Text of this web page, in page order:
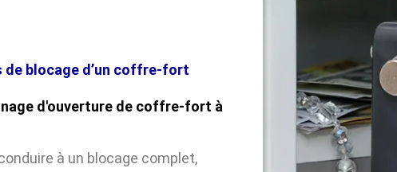
blocage d’un coffre-fort
d'ouverture de coffre-fort à
à un blocage complet,